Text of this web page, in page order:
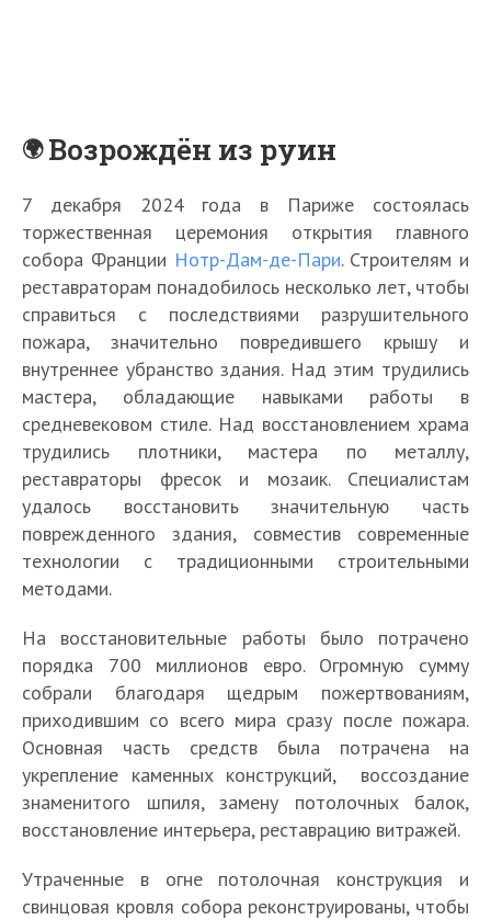
Возрождён из руин
7 декабря 2024 года в Париже состоялась
торжественная церемония открытия главного
собора Франции Нотр-Дам-де-Пари. Строителям и
реставраторам понадобилось несколько лет, чтобы
справиться с последствиями разрушительного
пожара, значительно повредившего крышу и
внутреннее убранство здания. Над этим трудились
мастера, обладающие навыками работы в
средневековом стиле. Над восстановлением храма
трудились плотники, мастера по металлу,
реставраторы фресок и мозаик. Специалистам
удалось восстановить значительную часть
поврежденного здания, совместив современные
технологии с традиционными строительными
методами.
На восстановительные работы было потрачено
порядка 700 миллионов евро. Огромную сумму
собрали благодаря щедрым пожертвованиям,
приходившим со всего мира сразу после пожара.
Основная часть средств была потрачена на
укрепление каменных конструкций, воссоздание
знаменитого шпиля, замену потолочных балок,
восстановление интерьера, реставрацию витражей.
Утраченные в огне потолочная конструкция и
свинцовая кровля собора реконструированы, чтобы